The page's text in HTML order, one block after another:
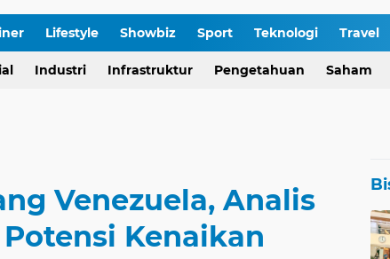
OJK Ungkap Detail
Lifestyle Showbiz Sport Teknologi Travel
Industri Infrastruktur Pengetahuan Saham
Venezuela, Analis
Kenaikan